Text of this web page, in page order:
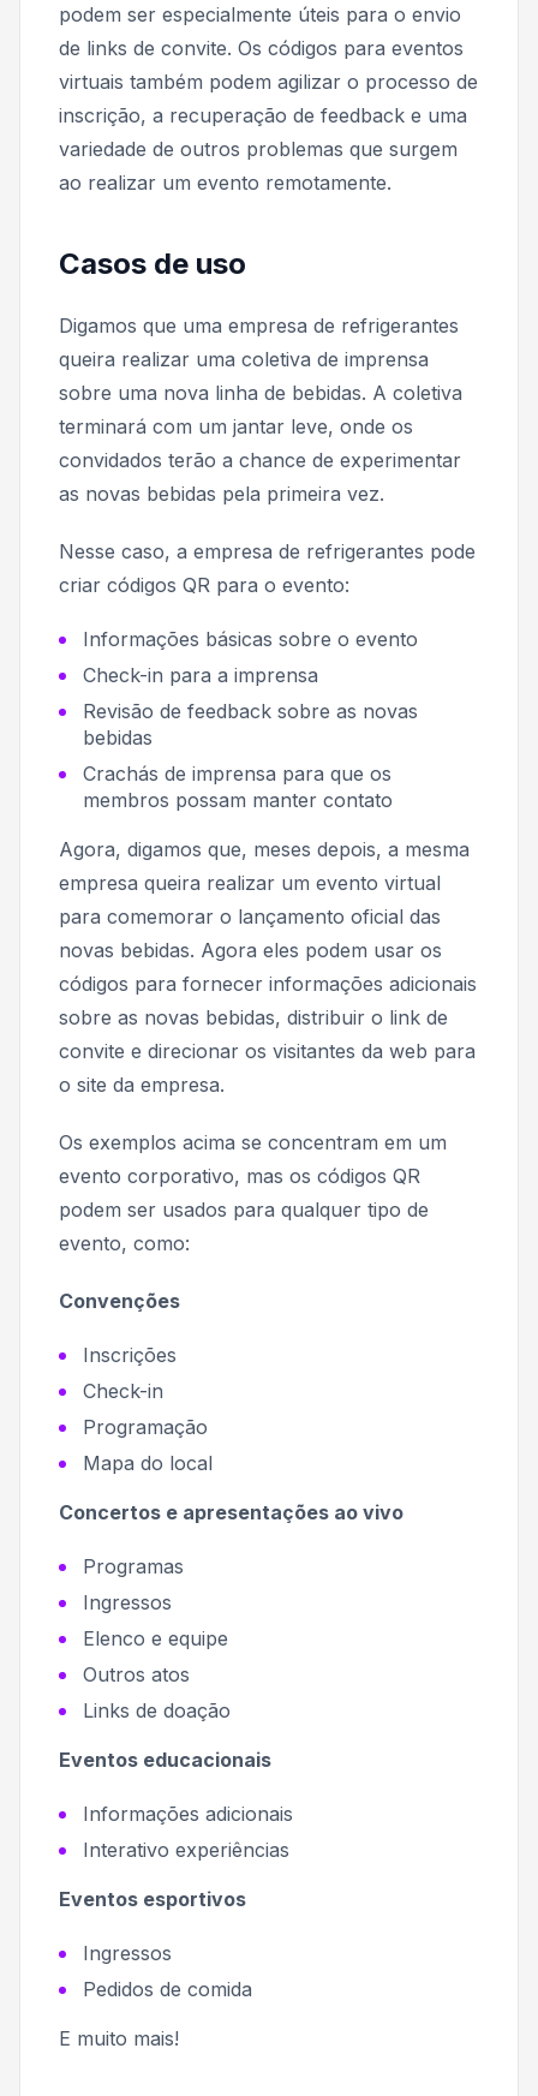
podem ser especialmente úteis para o envio
de links de convite. Os códigos para eventos
virtuais também podem agilizar o processo de
inscrição, a recuperação de feedback e uma
variedade de outros problemas que surgem
ao realizar um evento remotamente.
Casos de uso
Digamos que uma empresa de refrigerantes
queira realizar uma coletiva de imprensa
sobre uma nova linha de bebidas. A coletiva
terminará com um jantar leve, onde os
convidados terão a chance de experimentar
as novas bebidas pela primeira vez.
Nesse caso, a empresa de refrigerantes pode
criar códigos QR para o evento:
Informações básicas sobre o evento
Check-in para a imprensa
Revisão de feedback sobre as novas
bebidas
Crachás de imprensa para que os
membros possam manter contato
Agora, digamos que, meses depois, a mesma
empresa queira realizar um evento virtual
para comemorar o lançamento oficial das
novas bebidas. Agora eles podem usar os
códigos para fornecer informações adicionais
sobre as novas bebidas, distribuir o link de
convite e direcionar os visitantes da web para
o site da empresa.
Os exemplos acima se concentram em um
evento corporativo, mas os códigos QR
podem ser usados ​​para qualquer tipo de
evento, como:
Convenções
Inscrições
Check-in
Programação
Mapa do local
Concertos e apresentações ao vivo
Programas
Ingressos
Elenco e equipe
Outros atos
Links de doação
Eventos educacionais
Informações adicionais
Interativo experiências
Eventos esportivos
Ingressos
Pedidos de comida
E muito mais!